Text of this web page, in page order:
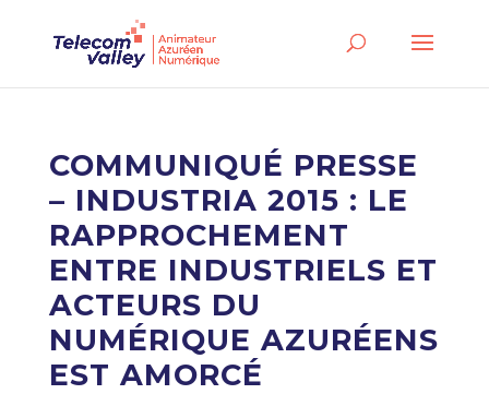
COMMUNIQUÉ PRESSE
– INDUSTRIA 2015 : LE
RAPPROCHEMENT
ENTRE INDUSTRIELS ET
ACTEURS DU
NUMÉRIQUE AZURÉENS
EST AMORCÉ